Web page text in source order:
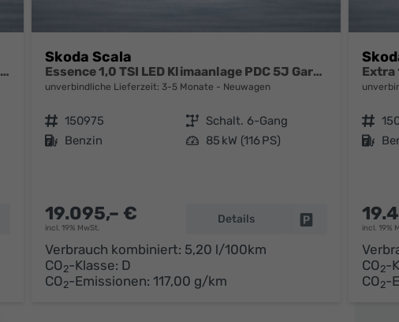
Extra 1,0 TSI LED 2ZKlima PDC 5J Garantie Temp Kamera Sunset Alu Felgen SmartLink Sitzheizung Multi Lederlenkrad Bluetooth
Fahrzeug parken
Skoda Scala
Essence 1,0 TSI LED Klimaanlage PDC 5J Garantie Spurhalteassistent Bluetooth
unverbindliche Lieferzeit: 3-5 Monate Neuwagen
Fahrzeugnr. 150975 Getriebe Schalt. 6-Gang
Kraftstoff Benzin Leistung 85 kW (116 PS)
19.095,– €
incl. 19% MwSt.
Details Fahrzeug parken
Verbrauch kombiniert: 5,20 l/100km
CO2-Klasse: D
CO2-Emissionen: 117,00 g/km
Fahrzeugnr.
Kraftstoff
incl. 19%
CO2-
CO2-